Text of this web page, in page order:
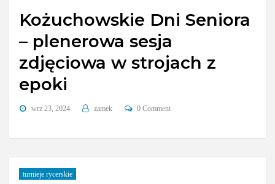
Kożuchowskie Dni Seniora
– plenerowa sesja
zdjęciowa w strojach z
epoki
wrz 23, 2024 zamek 0 Comment
turnieje rycerskie